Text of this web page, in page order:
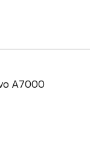
A7000